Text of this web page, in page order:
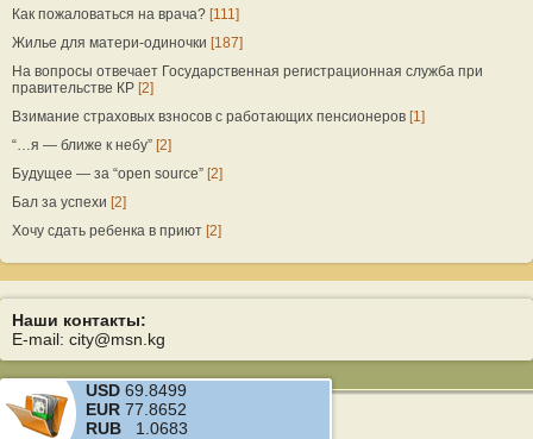
Как пожаловаться на врача? [111]
Жилье для матери-одиночки [187]
На вопросы отвечает Государственная регистрационная служба при
правительстве КР [2]
Взимание страховых взносов с работающих пенсионеров [1]
“…я — ближе к небу” [2]
Будущее — за “open source” [2]
Бал за успехи [2]
Хочу сдать ребенка в приют [2]
Наши контакты:
E-mail: city@msn.kg
USD 69.8499
EUR 77.8652
RUB 1.0683